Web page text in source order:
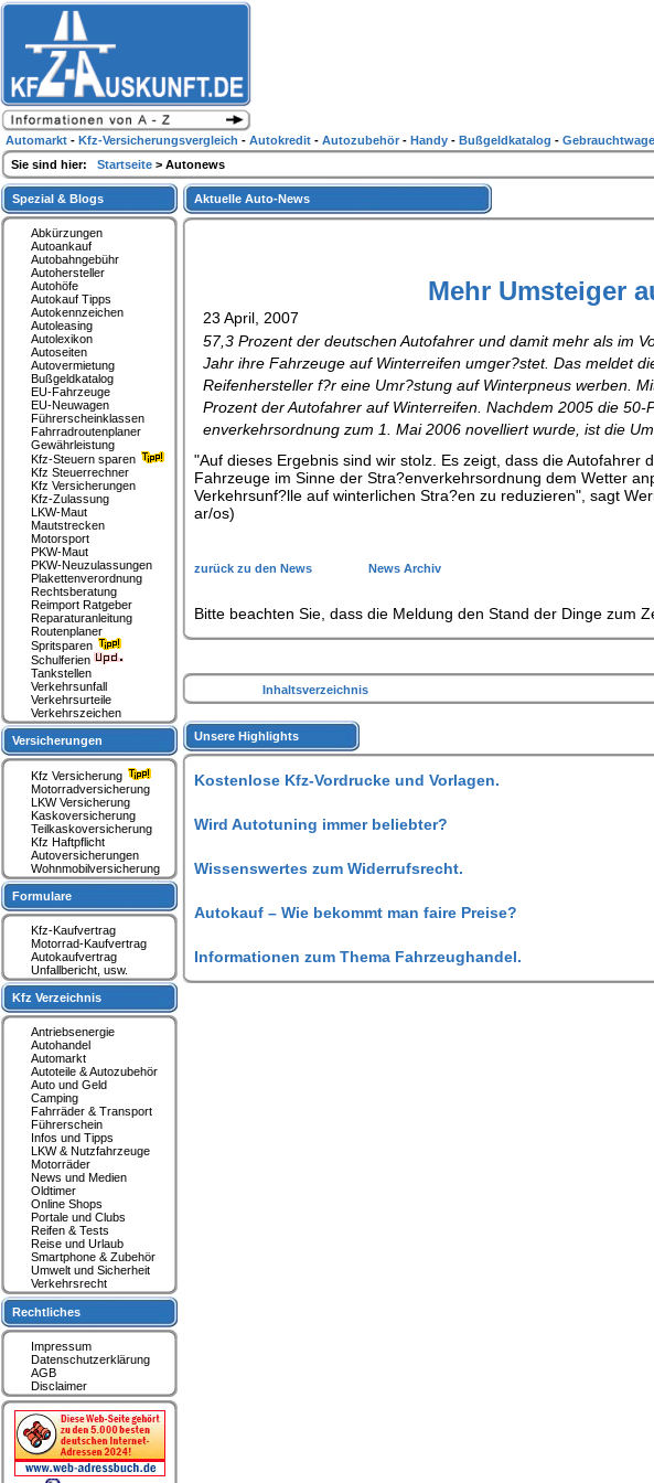
Aktuelle Auto-News
Mehr Umsteiger
23 April, 2007
57,3 Prozent der deutschen Autofahrer und damit mehr als im
Jahr ihre Fahrzeuge auf Winterreifen umger?stet. Das meldet
Reifenhersteller f?r eine Umr?stung auf Winterpneus werben.
Prozent der Autofahrer auf Winterreifen. Nachdem 2005 die
enverkehrsordnung zum 1. Mai 2006 novelliert wurde, ist die
"Auf dieses Ergebnis sind wir stolz. Es zeigt, dass die
Fahrzeuge im Sinne der Stra?enverkehrsordnung dem Wetter
Verkehrsunf?lle auf winterlichen Stra?en zu reduzieren", sagt
ar/os)
zurück zu den News News Archiv
Bitte beachten Sie, dass die Meldung den Stand der Dinge zum
Inhaltsverzeichnis
Unsere Highlights
Kostenlose Kfz-Vordrucke und Vorlagen.
Wird Autotuning immer beliebter?
Wissenswertes zum Widerrufsrecht.
Autokauf – Wie bekommt man faire Preise?
Informationen zum Thema Fahrzeughandel.
Spezial & Blogs
Abkürzungen
Autoankauf
Autobahngebühr
Autohersteller
Autohöfe
Autokauf Tipps
Autokennzeichen
Autoleasing
Autolexikon
Autoseiten
Autovermietung
Bußgeldkatalog
EU-Fahrzeuge
EU-Neuwagen
Führerscheinklassen
Fahrradroutenplaner
Gewährleistung
Kfz-Steuern sparen
Kfz Steuerrechner
Kfz Versicherungen
Kfz-Zulassung
LKW-Maut
Mautstrecken
Motorsport
PKW-Maut
PKW-Neuzulassungen
Plakettenverordnung
Rechtsberatung
Reimport Ratgeber
Reparaturanleitung
Routenplaner
Spritsparen
Schulferien
Tankstellen
Verkehrsunfall
Verkehrsurteile
Verkehrszeichen
Versicherungen
Kfz Versicherung
Motorradversicherung
LKW Versicherung
Kaskoversicherung
Teilkaskoversicherung
Kfz Haftpflicht
Autoversicherungen
Wohnmobilversicherung
Formulare
Kfz-Kaufvertrag
Motorrad-Kaufvertrag
Autokaufvertrag
Unfallbericht, usw.
Kfz Verzeichnis
Antriebsenergie
Autohandel
Automarkt
Autoteile & Autozubehör
Auto und Geld
Camping
Fahrräder & Transport
Führerschein
Infos und Tipps
LKW & Nutzfahrzeuge
Motorräder
News und Medien
Oldtimer
Online Shops
Portale und Clubs
Reifen & Tests
Reise und Urlaub
Smartphone & Zubehör
Umwelt und Sicherheit
Verkehrsrecht
Rechtliches
Impressum
Datenschutzerklärung
AGB
Disclaimer
Automarkt - Kfz-Versicherungsvergleich - Autokredit - Autozubehör - Handy - Bußgeldkatalog -
Sie sind hier: Startseite > Autonews